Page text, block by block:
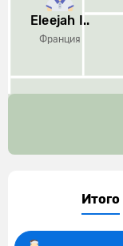
Eleejah I..
Франция
Итого